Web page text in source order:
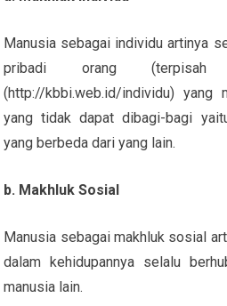
Manusia sebagai individu artinya
pribadi orang
(http://kbbi.web.id/individu) yang
yang tidak dapat dibagi-bagi
yang berbeda dari yang lain.
b. Makhluk Sosial
Manusia sebagai makhluk sosial
dalam kehidupannya selalu
manusia lain.